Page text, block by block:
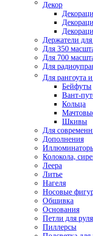
Декор
Держатели
Для 350
Для 700
Для
Для рангоута
Бейфуты
Вант-
Кольца
Шкивы
Для
Дополнения
Колокола,
Леера
Литье
Нагеля
Носовые
Обшивка
Основания
Петли для руля
Пиллерсы